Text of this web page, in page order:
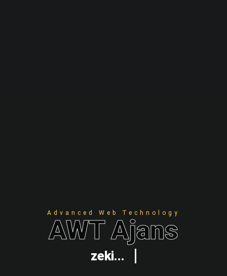
Advanced Web Technology
AWT Ajans
zeki...